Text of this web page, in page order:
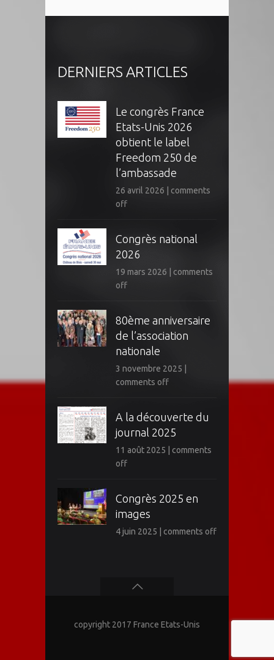
DERNIERS ARTICLES
Le congrès France
Etats-Unis 2026
obtient le label
Freedom 250 de
l’ambassade
26 avril 2026
comments
off
Congrès national
2026
19 mars 2026
comments
off
80ème anniversaire
de l’association
nationale
3 novembre 2025
comments off
A la découverte du
journal 2025
11 août 2025
comments
off
Congrès 2025 en
images
4 juin 2025 comments off
copyright 2017 France Etats-Unis